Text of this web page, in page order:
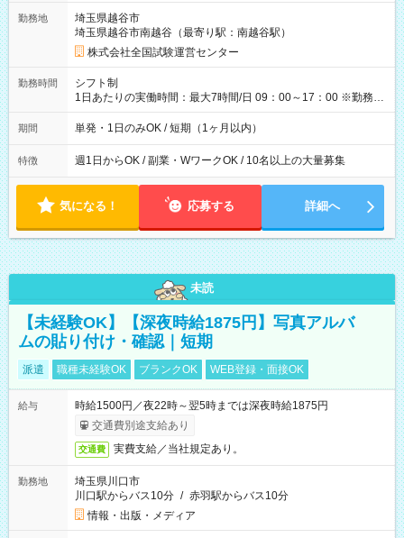
例】 ・河合塾模擬試験 8:30～17:30（休憩1時間） 時給1,300円
×8時間＝日収10,400円＋交通費 ※当日の役割により時給＋100
円の場合あり ・国家試験 7:00～13:30（休憩なし） 時給1,300
円（役割手当＋100円）×6時間＝日収8,400円＋交通費 【試用期
間】試用期間なし
勤務地
埼玉県越谷市
埼玉県越谷市南越谷（最寄り駅：南越谷駅）
株式会社全国試験運営センター
勤務時間
シフト制
1日あたりの実働時間：最大7時間/日 09：00～17：00 ※勤務時
間は 試験により異なります。
期間 単発・1日のみOK / 短期（1ヶ月以内）
特徴 週1日からOK / 副業・WワークOK / 10名以上の大量募集
気になる！ 応募する 詳細へ
未読
【未経験OK】【深夜時給1875円】写真アルバ
ムの貼り付け・確認｜短期
派遣 職種未経験OK ブランクOK WEB登録・面接OK
給与
時給1500円／夜22時～翌5時までは深夜時給1875円
交通費別途支給あり
交通費 実費支給／当社規定あり。
勤務地
埼玉県川口市
川口駅からバス10分 / 赤羽駅からバス10分
情報・出版・メディア